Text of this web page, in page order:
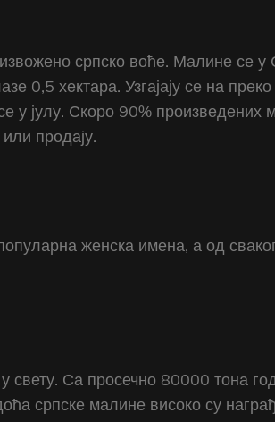
српско воће. Малине се у
0,5 хектара. Узгајају се на
у јулу. Скоро 90% произведених
продају.
женска имена, а од
свету. Са просечно 80000 тона
српске малине високо су